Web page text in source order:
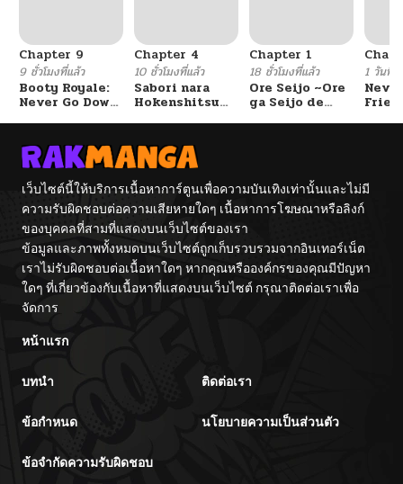
ตอนที่ 177 02/07/2026
ตอนที่ 176
ตอนที่ 175
ตอนที่ 174 02/07/2026
ตอนที่ 173 02/07/2026
ตอนที่ 172
ตอนที่ 169
Chapter 9
9 ชั่วโมงที่แล้ว
Booty Royale:
Never Go Down
Chapter 4
10 ชั่วโมงที่แล้ว
Sabori nara
Hokenshitsu
Chapter 1
18 ชั่วโมงที่แล้ว
Ore Seijo ~Ore
ga Seijo de
Itashimasu wa~
1 วันที่แ
เว็บไซต์นี้ให้บริการเนื้อหาการ์ตูนเพื่อความบันเทิงเท่านั้นและไม่มี
ความรับผิดชอบต่อความเสียหายใดๆ เนื้อหาการโฆษณาหรือลิงก์
ของบุคคลที่สามที่แสดงบนเว็บไซต์ของเรา
ข้อมูลและภาพทั้งหมดบนเว็บไซต์ถูกเก็บรวบรวมจากอินเทอร์เน็ต
เราไม่รับผิดชอบต่อเนื้อหาใดๆ หากคุณหรือองค์กรของคุณมีปัญหา
ใดๆ ที่เกี่ยวข้องกับเนื้อหาที่แสดงบนเว็บไซต์ กรุณาติดต่อเราเพื่อ
จัดการ
หน้าแรก
บทนำ ติดต่อเรา
ข้อกำหนด นโยบายความเป็นส่วนตัว
ข้อจำกัดความรับผิดชอบ